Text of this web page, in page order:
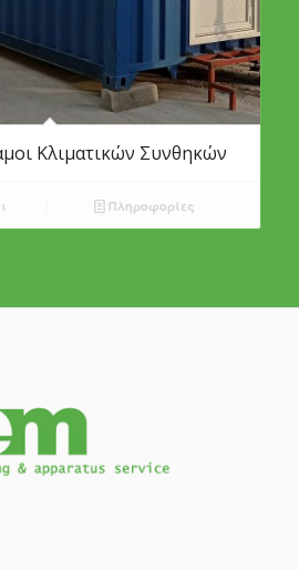
Κλιματικών Συνθηκών
Πληροφορίες